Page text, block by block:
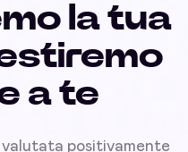
la tua
a te
valutata positivamente